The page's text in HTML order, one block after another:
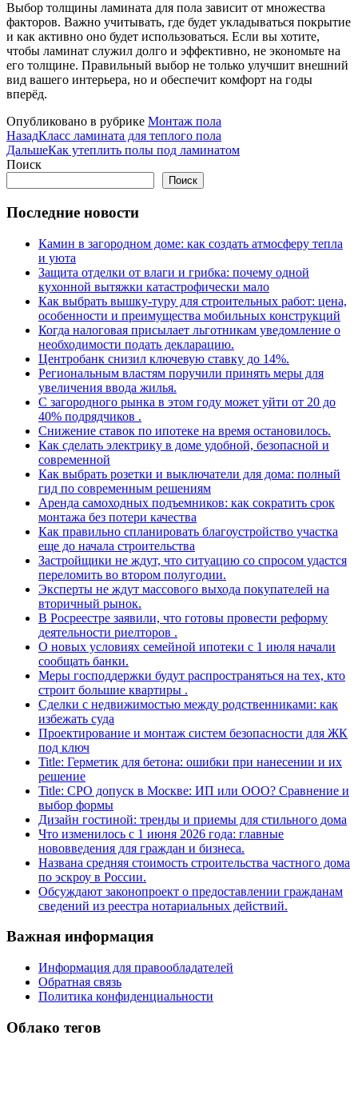
Выбор толщины ламината для пола зависит от множества
факторов. Важно учитывать, где будет укладываться покрытие
и как активно оно будет использоваться. Если вы хотите,
чтобы ламинат служил долго и эффективно, не экономьте на
его толщине. Правильный выбор не только улучшит внешний
вид вашего интерьера, но и обеспечит комфорт на годы
вперёд.
Опубликовано в рубрике Монтаж пола
НазадКласс ламината для теплого пола
ДальшеКак утеплить полы под ламинатом
Поиск
Поиск
Последние новости
Камин в загородном доме: как создать атмосферу тепла
и уюта
Защита отделки от влаги и грибка: почему одной
кухонной вытяжки катастрофически мало
Как выбрать вышку-туру для строительных работ: цена,
особенности и преимущества мобильных конструкций
Когда налоговая присылает льготникам уведомление о
необходимости подать декларацию.
Центробанк снизил ключевую ставку до 14%.
Региональным властям поручили принять меры для
увеличения ввода жилья.
С загородного рынка в этом году может уйти от 20 до
40% подрядчиков .
Снижение ставок по ипотеке на время остановилось.
Как сделать электрику в доме удобной, безопасной и
современной
Как выбрать розетки и выключатели для дома: полный
гид по современным решениям
Аренда самоходных подъемников: как сократить срок
монтажа без потери качества
Как правильно спланировать благоустройство участка
еще до начала строительства
Застройщики не ждут, что ситуацию со спросом удастся
переломить во втором полугодии.
Эксперты не ждут массового выхода покупателей на
вторичный рынок.
В Росреестре заявили, что готовы провести реформу
деятельности риелторов .
О новых условиях семейной ипотеки с 1 июля начали
сообщать банки.
Меры господдержки будут распространяться на тех, кто
строит большие квартиры .
Сделки с недвижимостью между родственниками: как
избежать суда
Проектирование и монтаж систем безопасности для ЖК
под ключ
Title: Герметик для бетона: ошибки при нанесении и их
решение
Title: СРО допуск в Москве: ИП или ООО? Сравнение и
выбор формы
Дизайн гостиной: тренды и приемы для стильного дома
Что изменилось с 1 июня 2026 года: главные
нововведения для граждан и бизнеса.
Названа средняя стоимость строительства частного дома
по эскроу в России.
Обсуждают законопроект о предоставлении гражданам
сведений из реестра нотариальных действий.
Важная информация
Информация для правообладателей
Обратная связь
Политика конфиденциальности
Облако тегов